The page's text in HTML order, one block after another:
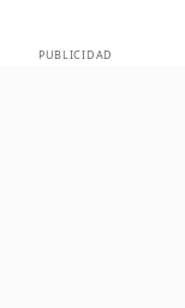
PUBLICIDAD